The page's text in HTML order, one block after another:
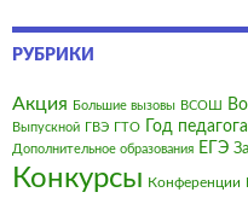
РУБРИКИ
Акция Большие вызовы ВСОШ
Выпускной ГВЭ ГТО Год
Дополнительное образования ЕГЭ
Конкурсы Конференции